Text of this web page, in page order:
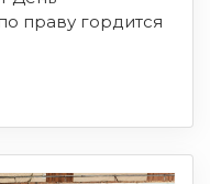
праву гордится